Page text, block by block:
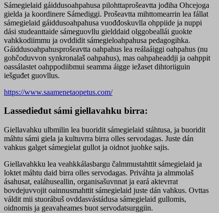
Sámegielaid gáiddusoahpahusa pilohttaprošeavtta jođiha Ohcejoga
gielda ja koordinere Sámediggi. Prošeavtta mihttomearrin lea fállat
sámegielaid gáiddusoahpahusa vuođđoskuvlla ohppiide ja nuppi
dási studeanttaide sámeguovllu gielddaid olggobeallái guokte
vahkkodiimmu ja ovddidit sámegieloahpahusa pedagogihka.
Gáiddusoahpahusprošeavtta oahpahus lea reálaáiggi oahpahus (nu
gohčoduvvon synkronalaš oahpahus), mas oahpaheaddji ja oahppit
oassálastet oahppodiibmui seamma áigge iežaset dihtoriiguin
iešguđet guovllus.
https://www.saamenetaopetus.com/
Lassedieđut sámi giellavahku birra:
Giellavahku ulbmilin lea buoridit sámegielaid stáhtusa, ja buoridit
máhtu sámi giela ja kultuvrra birra olles servodagas. Juste dán
vahkus galget sámegielat gullot ja oidnot juohke sajis.
Giellavahkku lea veahkkálasbargu čalmmustahttit sámegielaid ja
loktet máhtu daid birra olles servodagas. Priváhta ja almmolaš
ásahusat, ealáhuseallin, organisašuvnnat ja eará aktevrrat
bovdejuvvojit oainnusmahttit sámegielaid juste dán vahkus. Ovttas
váldit mii stuorábuš ovddasvástádusa sámegielaid gullomis,
oidnomis ja geavaheames buot servodatsurggiin.